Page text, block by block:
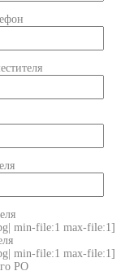
min-file:1 max-file:1]
min-file:1 max-file:1]
РО